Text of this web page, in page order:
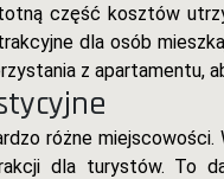
część kosztów
dla osób
z apartamentu,
różne
dla turystów. To